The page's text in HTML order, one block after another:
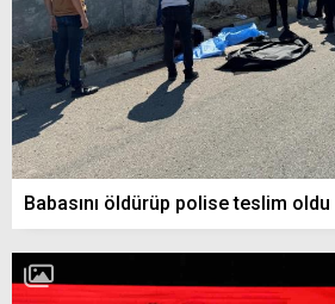
Babasını öldürüp polise teslim oldu